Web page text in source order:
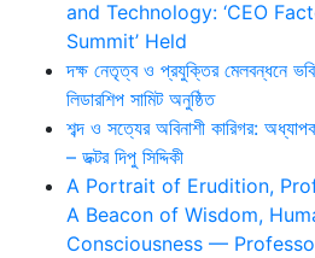
and Technology: ‘CEO
Summit’ Held
দক্ষ নেতৃত্ব ও প্রযুক্তির মেলবন্ধনে
লিডারশিপ সামিট অনুষ্ঠিত
শব্দ ও সত্যের অবিনাশী কারিগর:
– ডক্টর দিপু সিদ্দিকী
A Portrait of Erudition,
A Beacon of Wisdom,
Consciousness —